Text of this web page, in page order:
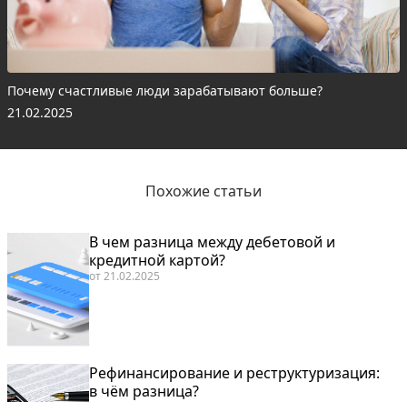
Почему счастливые люди зарабатывают больше?
21.02.2025
Похожие статьи
В чем разница между дебетовой и
кредитной картой?
от21.02.2025
Рефинансирование и реструктуризация:
в чём разница?